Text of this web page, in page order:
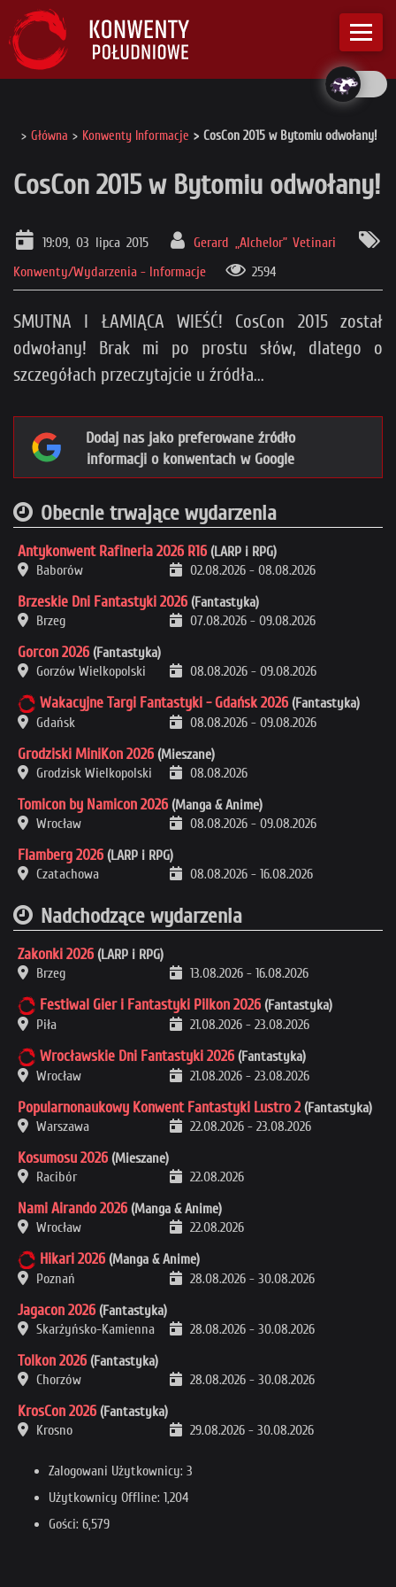
Główna Konwenty Informacje CosCon 2015 w Bytomiu odwołany!
CosCon 2015 w Bytomiu odwołany!
19:09, 03 lipca 2015
Gerard „Alchelor” Vetinari
Konwenty/Wydarzenia - Informacje
2594
SMUTNA I ŁAMIĄCA WIEŚĆ! CosCon 2015 został
odwołany! Brak mi po prostu słów, dlatego o
szczegółach przeczytajcie u źródła...
Dodaj nas jako preferowane źródło
informacji o konwentach w Google
Obecnie trwające wydarzenia
Antykonwent Rafineria 2026 R16 (LARP i RPG)
Baborów
02.08.2026 - 08.08.2026
Brzeskie Dni Fantastyki 2026 (Fantastyka)
Brzeg
07.08.2026 - 09.08.2026
Gorcon 2026 (Fantastyka)
Gorzów Wielkopolski
08.08.2026 - 09.08.2026
Wakacyjne Targi Fantastyki - Gdańsk 2026 (Fantastyka)
Gdańsk
08.08.2026 - 09.08.2026
Grodziski MiniKon 2026 (Mieszane)
Grodzisk Wielkopolski
08.08.2026
Tomicon by Namicon 2026 (Manga & Anime)
Wrocław
08.08.2026 - 09.08.2026
Flamberg 2026 (LARP i RPG)
Czatachowa
08.08.2026 - 16.08.2026
Nadchodzące wydarzenia
Zakonki 2026 (LARP i RPG)
Brzeg
13.08.2026 - 16.08.2026
Festiwal Gier i Fantastyki Pilkon 2026 (Fantastyka)
Piła
21.08.2026 - 23.08.2026
Wrocławskie Dni Fantastyki 2026 (Fantastyka)
Wrocław
21.08.2026 - 23.08.2026
Popularnonaukowy Konwent Fantastyki Lustro 2 (Fantastyka)
Warszawa
22.08.2026 - 23.08.2026
Kosumosu 2026 (Mieszane)
Racibór
22.08.2026
Nami Airando 2026 (Manga & Anime)
Wrocław
22.08.2026
Hikari 2026 (Manga & Anime)
Poznań
28.08.2026 - 30.08.2026
Jagacon 2026 (Fantastyka)
Skarżyńsko-Kamienna
28.08.2026 - 30.08.2026
Tolkon 2026 (Fantastyka)
Chorzów
28.08.2026 - 30.08.2026
KrosCon 2026 (Fantastyka)
Krosno
29.08.2026 - 30.08.2026
Zalogowani Użytkownicy: 3
Użytkownicy Offline: 1,204
Gości: 6,579